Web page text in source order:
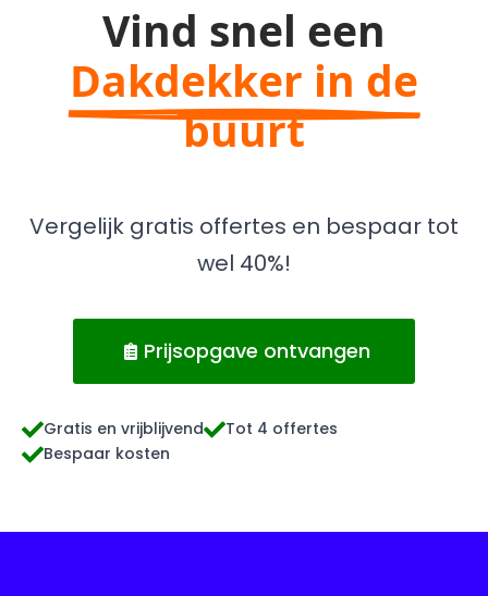
Vind snel een
Dakdekker in de
buurt
Vergelijk gratis offertes en bespaar tot
wel 40%!
Prijsopgave ontvangen
Gratis en vrijblijvend
Tot 4 offertes
Bespaar kosten